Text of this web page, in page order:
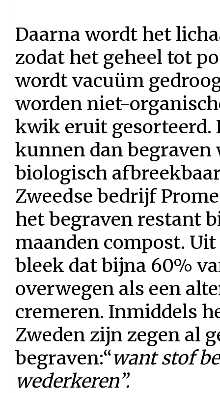
Daarna wordt het
zodat het geheel tot
wordt vacuüm
worden niet-
kwik eruit gesorteerd.
kunnen dan
biologisch
Zweedse bedrijf
het begraven restant
maanden compost.
bleek dat bijna 60%
overwegen als een
cremeren. Inmiddels
Zweden zijn zegen al
begraven:“want stof
wederkeren”.